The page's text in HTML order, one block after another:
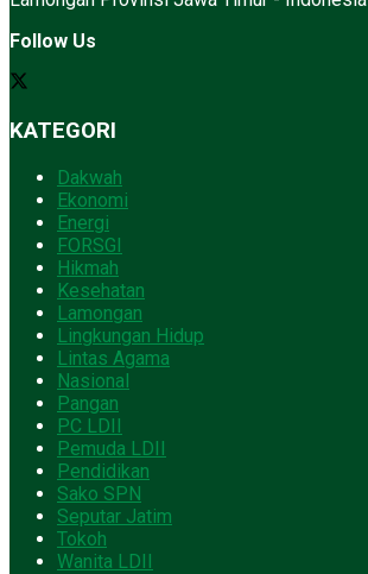
Follow Us
KATEGORI
Dakwah
Ekonomi
Energi
FORSGI
Hikmah
Kesehatan
Lamongan
Lingkungan Hidup
Lintas Agama
Nasional
Pangan
PC LDII
Pemuda LDII
Pendidikan
Sako SPN
Seputar Jatim
Tokoh
Wanita LDII